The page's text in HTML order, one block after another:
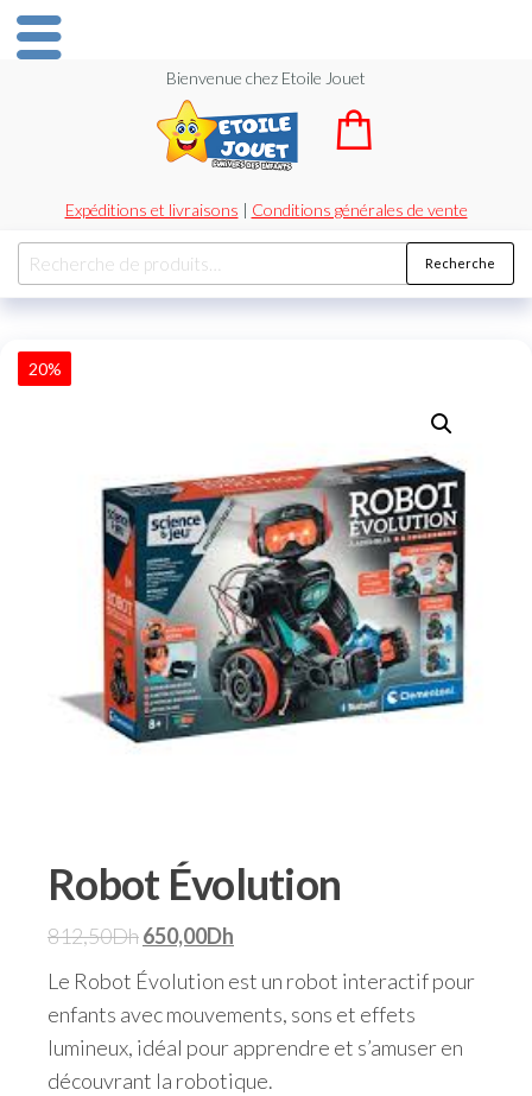
Bienvenue chez Etoile Jouet
Expéditions et livraisons | Conditions générales de vente
Recherche
20%
Robot Évolution
812,50Dh650,00Dh
Le Robot Évolution est un robot interactif pour
enfants avec mouvements, sons et effets
lumineux, idéal pour apprendre et s’amuser en
découvrant la robotique.